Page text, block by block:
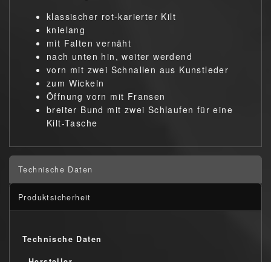
klassischer rot-karierter Kilt
knielang
mit Falten vernäht
nach unten hin, weiter werdend
vorn mit zwei Schnallen aus Kunstleder
zum Wickeln
Öffnung vorn mit Fransen
breiter Bund mit zwei Schlaufen für eine
Kilt-Tasche
Technische Daten
Produktsicherheit
Technische Daten